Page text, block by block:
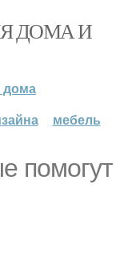
ДОМА И
дома
мебель
помогут